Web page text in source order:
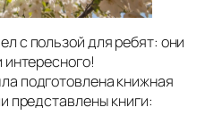
с пользой для ребят: они
интересного!
подготовлена книжная
представлены книги: